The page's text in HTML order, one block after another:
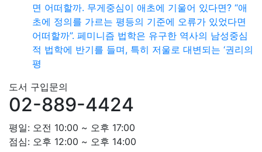
면 어떠할까. 무게중심이 애초에 기울어 있다면? “애
초에 정의를 가르는 평등의 기준에 오류가 있었다면
어떠할까”. 페미니즘 법학은 유구한 역사의 남성중심
적 법학에 반기를 들며, 특히 저울로 대변되는 ‘권리의
평
도서 구입문의
02-889-4424
평일: 오전 10:00 ~ 오후 17:00
점심: 오후 12:00 ~ 오후 14:00